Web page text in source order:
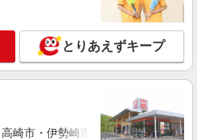
のび働ける♪就労支援施設の
円〜2062円 ＜日払い有/週払い有/交
ソリン代含む)＞
とりあえずキープ
崎市・伊勢崎市・太田市・館林市